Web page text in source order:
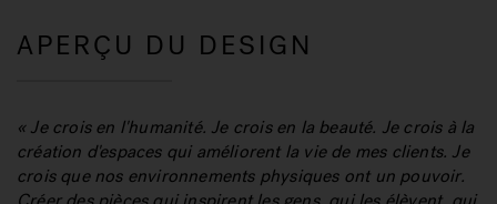
APERÇU DU DESIGN
« Je crois en l'humanité. Je crois en la beauté. Je crois à la
création d'espaces qui améliorent la vie de mes clients. Je
crois que nos environnements physiques ont un pouvoir.